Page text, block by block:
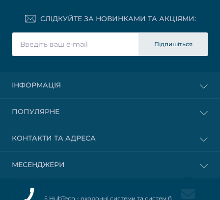
СЛІДКУЙТЕ ЗА НОВИНКАМИ ТА АКЦІЯМИ:
Підпишіться
ІНФОРМАЦІЯ
ПОПУЛЯРНЕ
КОНТАКТИ ТА АДРЕСА
МЕСЕНДЖЕРИ
© 2025 HubTech - охоронні системи та систем безпеки